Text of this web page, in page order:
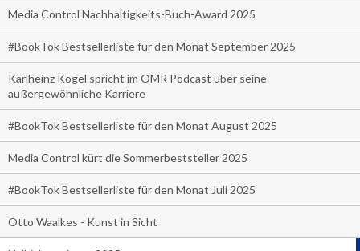
Media Control Nachhaltigkeits-Buch-Award 2025
#BookTok Bestsellerliste für den Monat September 2025
Karlheinz Kögel spricht im OMR Podcast über seine
außergewöhnliche Karriere
#BookTok Bestsellerliste für den Monat August 2025
Media Control kürt die Sommerbeststeller 2025
#BookTok Bestsellerliste für den Monat Juli 2025
Otto Waalkes - Kunst in Sicht